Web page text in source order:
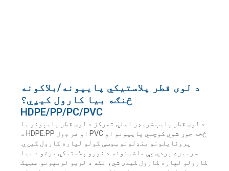
د لوی قطر پلاستيکي پایپونه/بلاکونه
څنګه بیا کارول کیږي؟
HDPE/PP/PC/PVC
د لوی قطر پایپ شریډر اصلي تمرکز د لوی قطر پایپونو یا
د HDPE.PP او هر ډول PVC څخه جوړ شوي کوچني پایپونو او
پروفایلونو بنډلونو ټوټې کولو لپاره کارول کیږي.
سربیره پردې چې ماشینونه د نورو پلاستيکي برخو د بیا
کارولو لپاره کارول کیدی شي، لکه د لویو لومپونو. سټیک